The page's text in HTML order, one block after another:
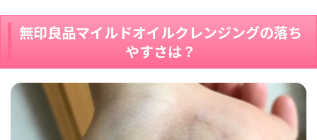
無印良品マイルドオイルクレンジングの落ち
やすさは？